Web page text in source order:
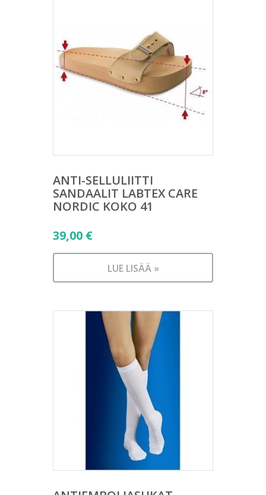
ANTI-SELLULIITTI
SANDAALIT LABTEX CARE
NORDIC KOKO 41
39,00 €
LUE LISÄÄ »